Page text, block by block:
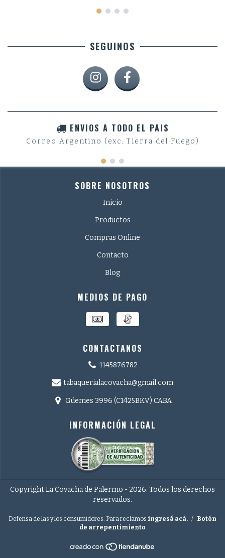
SEGUINOS
ENVIOS A TODO EL PAIS
Correo Argentino (exc. Tierra del Fuego)
SOBRE NOSOTROS
Inicio
Productos
Compras Online
Contacto
Blog
MEDIOS DE PAGO
CONTACTANOS
1145876782
tabaquerialacovacha@gmail.com
Güemes 3996 (C1425BKV) CABA
INFORMACIÓN LEGAL
Copyright La Covacha de Palermo - 2026. Todos los derechos
reservados.
Defensa de las y los consumidores. Para reclamos ingresá acá. / Botón
de arrepentimiento